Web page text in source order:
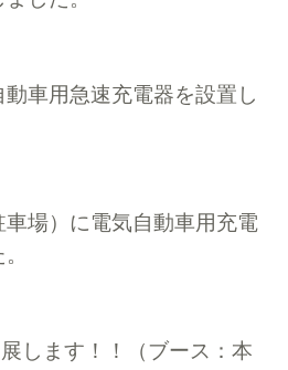
車用急速充電器を設置し
場）に電気自動車用充電
展します！！（ブース：本